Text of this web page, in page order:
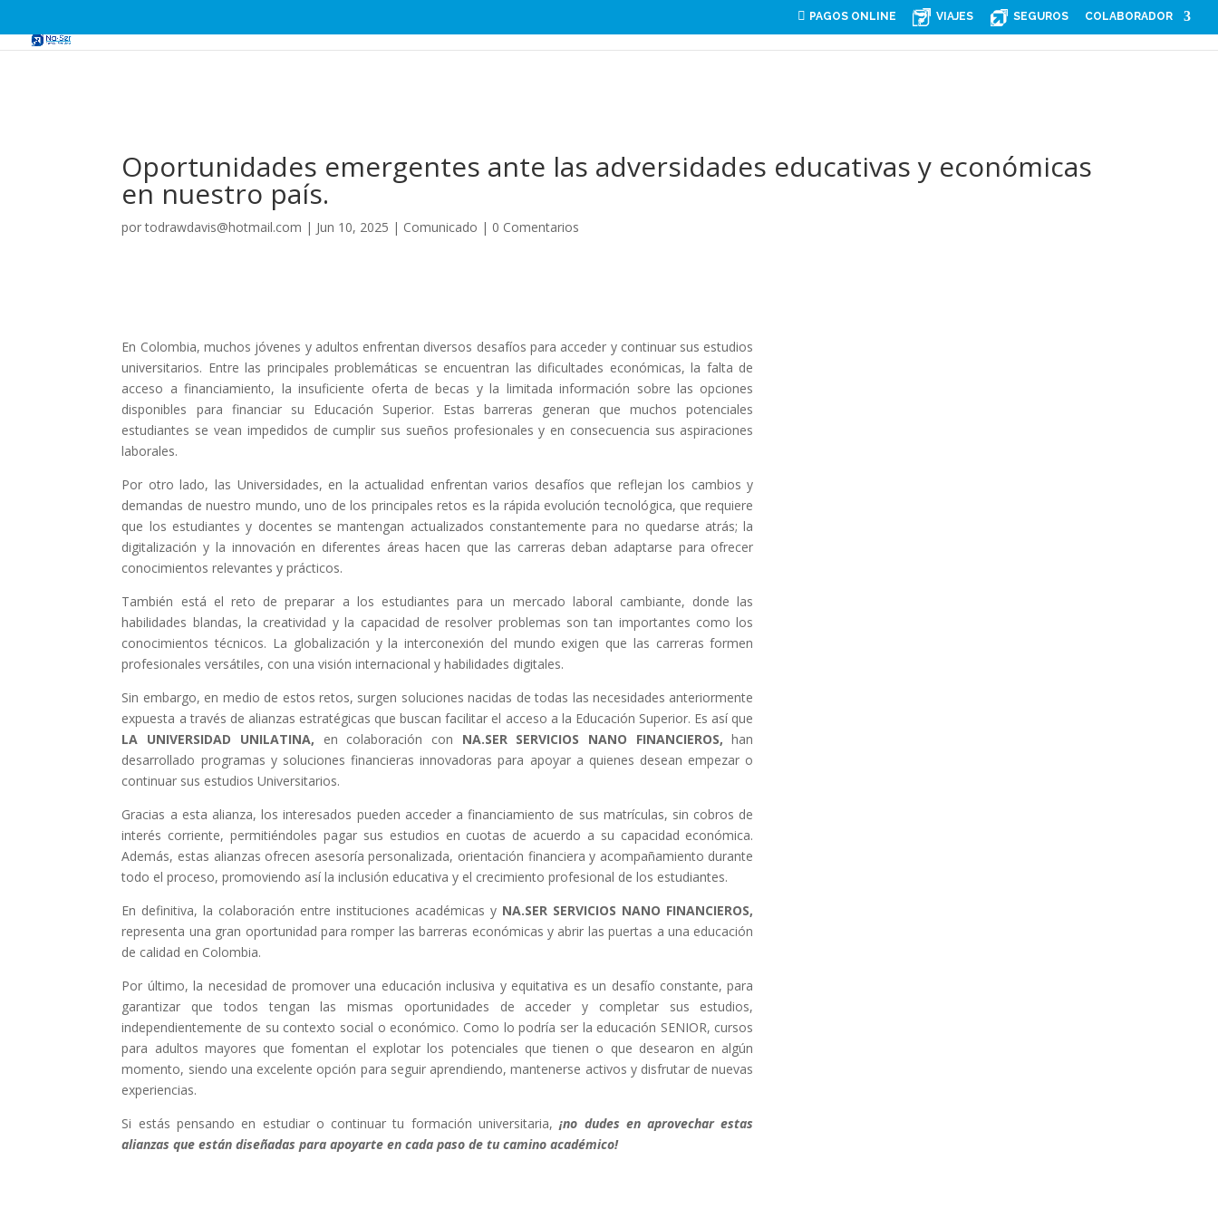
PAGOS ONLINE VIAJES SEGUROS COLABORADOR
Oportunidades emergentes ante las adversidades educativas y económicas
en nuestro país.
portodrawdavis@hotmail.com | Jun 10, 2025 | Comunicado | 0 Comentarios
En Colombia, muchos jóvenes y adultos enfrentan diversos desafíos para acceder y continuar sus estudios
universitarios. Entre las principales problemáticas se encuentran las dificultades económicas, la falta de
acceso a financiamiento, la insuficiente oferta de becas y la limitada información sobre las opciones
disponibles para financiar su Educación Superior. Estas barreras generan que muchos potenciales
estudiantes se vean impedidos de cumplir sus sueños profesionales y en consecuencia sus aspiraciones
laborales.
Por otro lado, las Universidades, en la actualidad enfrentan varios desafíos que reflejan los cambios y
demandas de nuestro mundo, uno de los principales retos es la rápida evolución tecnológica, que requiere
que los estudiantes y docentes se mantengan actualizados constantemente para no quedarse atrás; la
digitalización y la innovación en diferentes áreas hacen que las carreras deban adaptarse para ofrecer
conocimientos relevantes y prácticos.
También está el reto de preparar a los estudiantes para un mercado laboral cambiante, donde las
habilidades blandas, la creatividad y la capacidad de resolver problemas son tan importantes como los
conocimientos técnicos. La globalización y la interconexión del mundo exigen que las carreras formen
profesionales versátiles, con una visión internacional y habilidades digitales.
Sin embargo, en medio de estos retos, surgen soluciones nacidas de todas las necesidades anteriormente
expuesta a través de alianzas estratégicas que buscan facilitar el acceso a la Educación Superior. Es así que
LA UNIVERSIDAD UNILATINA, en colaboración con NA.SER SERVICIOS NANO FINANCIEROS, han
desarrollado programas y soluciones financieras innovadoras para apoyar a quienes desean empezar o
continuar sus estudios Universitarios.
Gracias a esta alianza, los interesados pueden acceder a financiamiento de sus matrículas, sin cobros de
interés corriente, permitiéndoles pagar sus estudios en cuotas de acuerdo a su capacidad económica.
Además, estas alianzas ofrecen asesoría personalizada, orientación financiera y acompañamiento durante
todo el proceso, promoviendo así la inclusión educativa y el crecimiento profesional de los estudiantes.
En definitiva, la colaboración entre instituciones académicas y NA.SER SERVICIOS NANO FINANCIEROS,
representa una gran oportunidad para romper las barreras económicas y abrir las puertas a una educación
de calidad en Colombia.
Por último, la necesidad de promover una educación inclusiva y equitativa es un desafío constante, para
garantizar que todos tengan las mismas oportunidades de acceder y completar sus estudios,
independientemente de su contexto social o económico. Como lo podría ser la educación SENIOR, cursos
para adultos mayores que fomentan el explotar los potenciales que tienen o que desearon en algún
momento, siendo una excelente opción para seguir aprendiendo, mantenerse activos y disfrutar de nuevas
experiencias.
Si estás pensando en estudiar o continuar tu formación universitaria,¡no dudes en aprovechar estas
alianzas que están diseñadas para apoyarte en cada paso de tu camino académico!